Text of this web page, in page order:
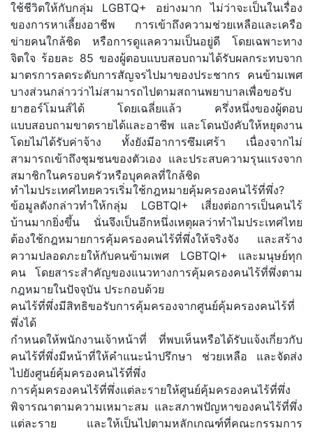
ใช้ชีวิตให้กับกลุ่ม LGBTQ+ อย่างมาก ไม่ว่าจะเป็นในเรื่อง
ของการหาเลี้ยงอาชีพ การเข้าถึงความช่วยเหลือและเครือ
ข่ายคนใกล้ชิด หรือการดูแลความเป็นอยู่ดี โดยเฉพาะทาง
จิตใจ ร้อยละ 85 ของผู้ตอบแบบสอบถามได้รับผลกระทบจาก
มาตรการลดระดับการสัญจรไปมาของประชากร คนข้ามเพศ
บางส่วนกล่าวว่าไม่สามารถไปตามสถานพยาบาลเพื่อขอรับ
ยาฮอร์โมนส์ได้ โดยเฉลี่ยแล้ว ครึ่งหนึ่งของผู้ตอบ
แบบสอบถามขาดรายได้และอาชีพ และโดนบังคับให้หยุดงาน
โดยไม่ได้รับค่าจ้าง ทั้งยังมีอาการซึมเศร้า เนื่องจากไม่
สามารถเข้าถึงชุมชนของตัวเอง และประสบความรุนแรงจาก
สมาชิกในครอบครัวหรือบุคคลที่ใกล้ชิด
ทำไมประเทศไทยควรเริ่มใช้กฎหมายคุ้มครองคนไร้ที่พึ่ง?
ข้อมูลดังกล่าวทำให้กลุ่ม LGBTQI+ เสี่ยงต่อการเป็นคนไร้
บ้านมากยิ่งขึ้น นั่นจึงเป็นอีกหนึ่งเหตุผลว่าทำไมประเทศไทย
ต้องใช้กฎหมายการคุ้มครองคนไร้ที่พึ่งให้จริงจัง และสร้าง
ความปลอดภะยให้กับคนข้ามเพศ LGBTQI+ และมนุษย์ทุก
คน โดยสาระสำคัญของแนวทางการคุ้มครองคนไร้ที่พึ่งตาม
กฎหมายในปัจจุบัน ประกอบด้วย
คนไร้ที่พึ่งมีสิทธิขอรับการคุ้มครองจากศูนย์คุ้มครองคนไร้ที่
พึ่งได้
กำหนดให้พนักงานเจ้าหน้าที่ ที่พบเห็นหรือได้รับแจ้งเกี่ยวกับ
คนไร้ที่พึ่งมีหน้าที่ให้คำแนะนำปรึกษา ช่วยเหลือ และจัดส่ง
ไปยังศูนย์คุ้มครองคนไร้ที่พึ่ง
การคุ้มครองคนไร้ที่พึ่งแต่ละรายให้ศูนย์คุ้มครองคนไร้ที่พึ่ง
พิจารณาตามความเหมาะสม และสภาพปัญหาของคนไร้ที่พึ่ง
แต่ละราย และให้เป็นไปตามหลักเกณฑ์ที่คณะกรรมการ